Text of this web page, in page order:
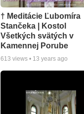
† Meditácie Ľubomíra
Stančeka | Kostol
Všetkých svätých v
Kamennej Porube
613 views • 13 years ago